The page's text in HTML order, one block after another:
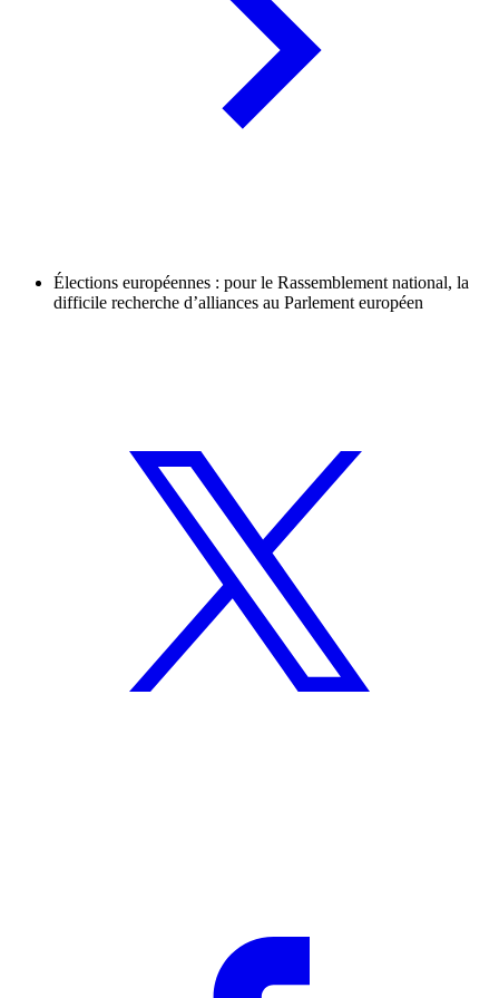
Élections européennes : pour le Rassemblement national, la
difficile recherche d’alliances au Parlement européen